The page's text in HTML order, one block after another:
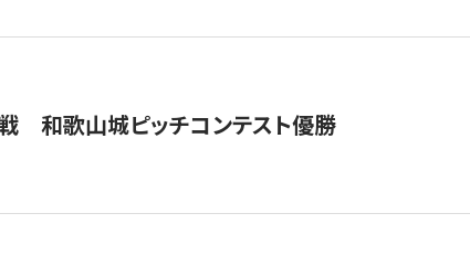
和歌山城ピッチコンテスト優勝